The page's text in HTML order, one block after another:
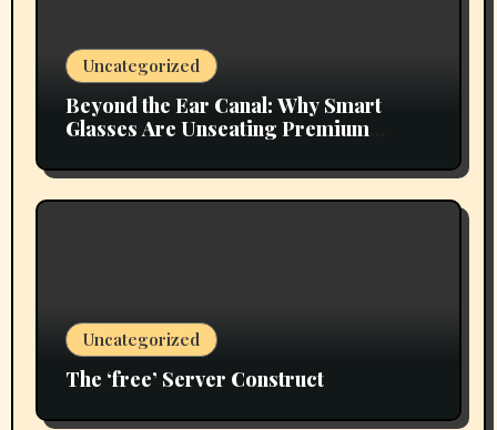
Uncategorized
Beyond the Ear Canal: Why Smart
Glasses Are Unseating Premium
Uncategorized
The ‘free’ Server Construct